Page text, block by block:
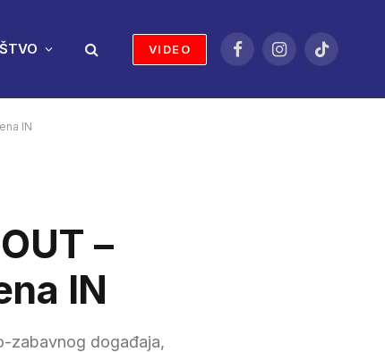
VIDEO
FacebookInstagramTikTok
IN
–
IN
zabavnog događaja,